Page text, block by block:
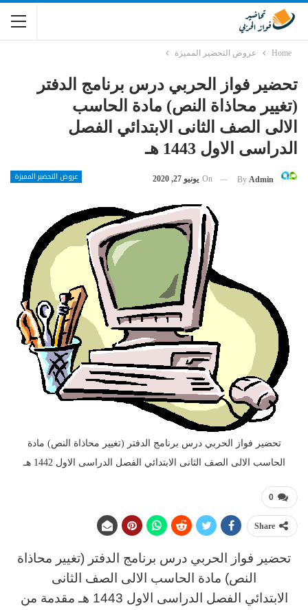
Home عروض التحضير المميزة
تحضير فواز الحربي درس برنامج الدفتر
(تغيير محاذاة النص) مادة الحاسب
الالى الصف الثانى الابتدائي الفصل
الدراسى الاول 1443 هـ
عروض التحضير المميزة By Admin
On يونيو 27, 2020
تحضير فواز الحربي درس برنامج الدفتر (تغيير محاذاة النص) مادة
الحاسب الالى الصف الثانى الابتدائي الفصل الدراسى الاول 1442 هـ
0
Share
تحضير فواز الحربي درس برنامج الدفتر (تغيير محاذاة
النص) مادة الحاسب الالى الصف الثانى
الابتدائي الفصل الدراسى الاول 1443 هـ
مقدمة من